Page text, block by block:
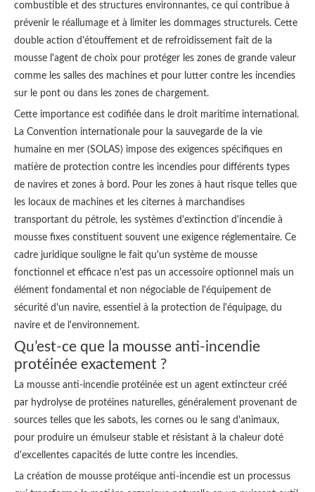
combustible et des structures environnantes, ce qui contribue à
prévenir le réallumage et à limiter les dommages structurels. Cette
double action d'étouffement et de refroidissement fait de la
mousse l'agent de choix pour protéger les zones de grande valeur
comme les salles des machines et pour lutter contre les incendies
sur le pont ou dans les zones de chargement.
Cette importance est codifiée dans le droit maritime international.
La Convention internationale pour la sauvegarde de la vie
humaine en mer (SOLAS) impose des exigences spécifiques en
matière de protection contre les incendies pour différents types
de navires et zones à bord. Pour les zones à haut risque telles que
les locaux de machines et les citernes à marchandises
transportant du pétrole, les systèmes d'extinction d'incendie à
mousse fixes constituent souvent une exigence réglementaire. Ce
cadre juridique souligne le fait qu'un système de mousse
fonctionnel et efficace n'est pas un accessoire optionnel mais un
élément fondamental et non négociable de l'équipement de
sécurité d'un navire, essentiel à la protection de l'équipage, du
navire et de l'environnement.
Qu’est-ce que la mousse anti-incendie
protéinée exactement ?
La mousse anti-incendie protéinée est un agent extincteur créé
par hydrolyse de protéines naturelles, généralement provenant de
sources telles que les sabots, les cornes ou le sang d'animaux,
pour produire un émulseur stable et résistant à la chaleur doté
d'excellentes capacités de lutte contre les incendies.
La création de mousse protéique anti-incendie est un processus